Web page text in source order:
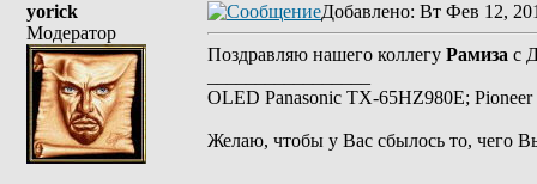
yorick
Модератор
Добавлено: Вт Фев 12,
Поздравляю нашего коллегу Рамиза с
OLED Panasonic TX-65HZ980E;
Желаю, чтобы у Вас сбылось то, чего